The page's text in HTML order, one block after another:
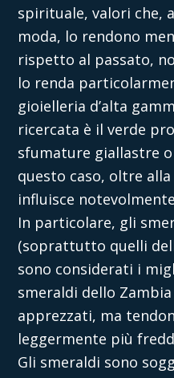
spirituale, valori che,
moda, lo rendono
rispetto al passato,
lo renda
gioielleria d’alta
ricercata è ilverde
sfumature giallastre
questo caso, oltre
influisce
In particolare, gli
(soprattutto quelli
sono considerati i
smeraldi dello Zambia
apprezzati, ma
leggermente più
Gli smeraldi sono